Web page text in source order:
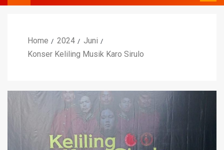
Home 2024
Juni
Konser Keliling Musik Karo Sirulo